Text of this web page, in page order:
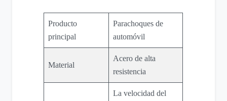
Producto
principal
Parachoques de
automóvil
Material
Acero de alta
resistencia
La velocidad del